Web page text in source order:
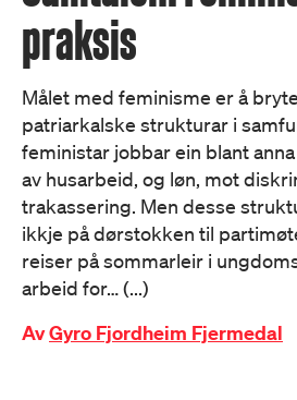
praksis
Målet med feminisme er å
patriarkalske strukturar i
feministar jobbar ein blant
av husarbeid, og løn, mot
trakassering. Men desse
ikkje på dørstokken til
reiser på sommarleir i
arbeid for… (...)
AvGyro Fjordheim Fjermedal